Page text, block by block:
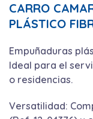
CARRO
PLÁSTICO
Empuñaduras
Ideal para el
o residencias.
Versatilidad: